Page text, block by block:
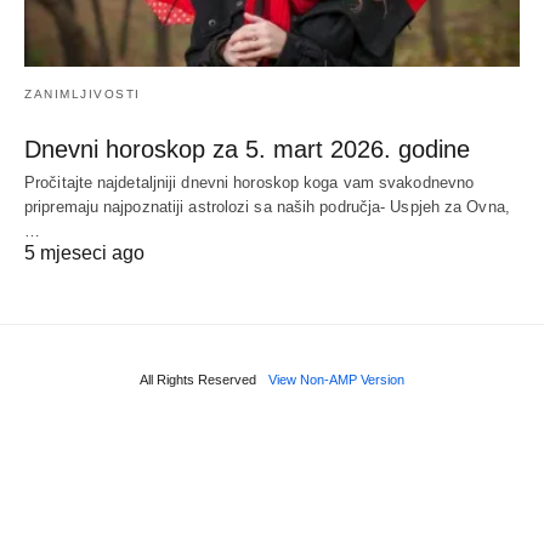
ZANIMLJIVOSTI
Dnevni horoskop za 5. mart 2026. godine
Pročitajte najdetaljniji dnevni horoskop koga vam svakodnevno
pripremaju najpoznatiji astrolozi sa naših područja- Uspjeh za Ovna,
…
5 mjeseci ago
All Rights Reserved View Non-AMP Version